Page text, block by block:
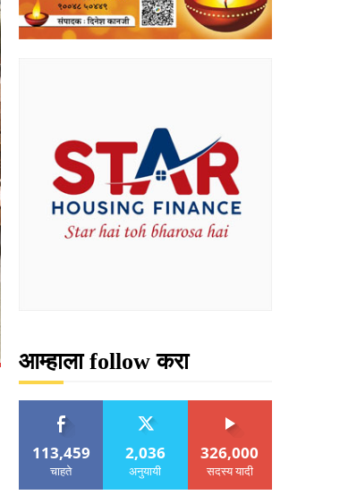
आम्हाला follow करा
113,459
चाहते
2,036
अनुयायी
326,000
सदस्य यादी